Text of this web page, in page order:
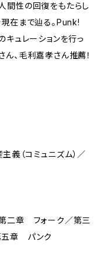
間性の回復をもたらし
在まで辿る。Punk!
キュレーションを行っ
、毛利嘉孝さん推薦！
（コミュニズム）／
二章 フォーク／第三
章 パンク